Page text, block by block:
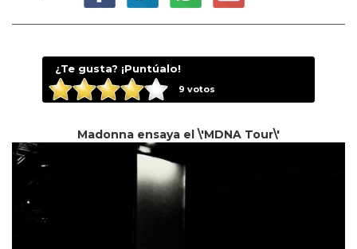
¿Te gusta? ¡Puntúalo!
9 votos
Madonna ensaya el \'MDNA Tour\'